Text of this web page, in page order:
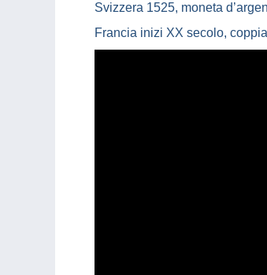
Svizzera 1525, moneta
Francia inizi XX secolo,